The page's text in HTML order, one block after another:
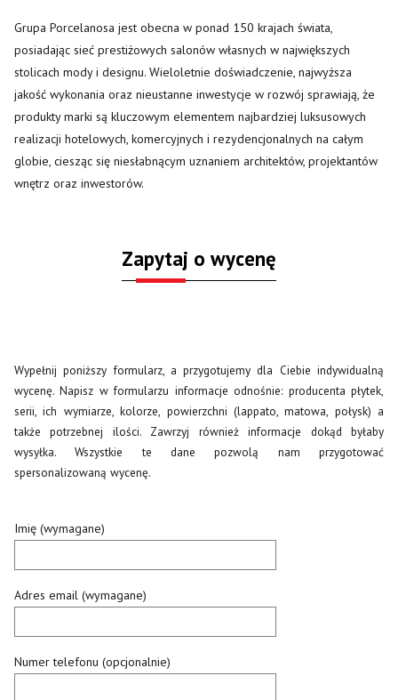
Grupa Porcelanosa jest obecna w ponad 150 krajach świata,
posiadając sieć prestiżowych salonów własnych w największych
stolicach mody i designu. Wieloletnie doświadczenie, najwyższa
jakość wykonania oraz nieustanne inwestycje w rozwój sprawiają, że
produkty marki są kluczowym elementem najbardziej luksusowych
realizacji hotelowych, komercyjnych i rezydencjonalnych na całym
globie, ciesząc się niesłabnącym uznaniem architektów, projektantów
wnętrz oraz inwestorów.
Zapytaj o wycenę
Wypełnij poniższy formularz, a przygotujemy dla Ciebie indywidualną
wycenę. Napisz w formularzu informacje odnośnie: producenta płytek,
serii, ich wymiarze, kolorze, powierzchni (lappato, matowa, połysk) a
także potrzebnej ilości. Zawrzyj również informacje dokąd byłaby
wysyłka. Wszystkie te dane pozwolą nam przygotować
spersonalizowaną wycenę.
Imię (wymagane)
Adres email (wymagane)
Numer telefonu (opcjonalnie)